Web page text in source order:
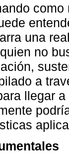
una
no
a
llegar